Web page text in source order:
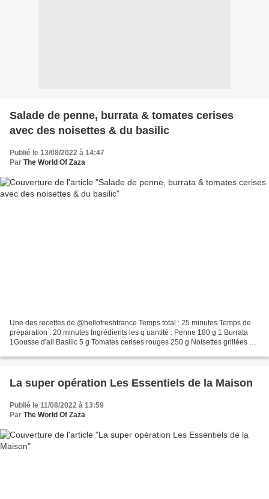
Salade de penne, burrata & tomates cerises
avec des noisettes & du basilic
Publié le 13/08/2022 à 14:47
Par The World Of Zaza
Une des recettes de @hellofreshfrance Temps total : 25 minutes Temps de
préparation : 20 minutes Ingrédients les q uantité : Penne 180 g 1 Burrata
1Gousse d'ail Basilic 5 g Tomates cerises rouges 250 g Noisettes grillées 10
La super opération Les Essentiels de la Maison
Publié le 11/08/2022 à 13:59
Par The World Of Zaza